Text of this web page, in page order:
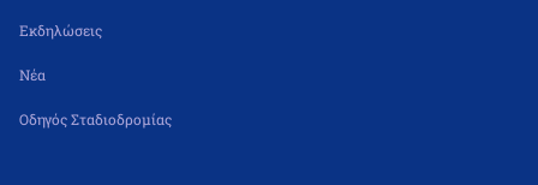
Εκδηλώσεις
Νέα
Οδηγός Σταδιοδρομίας